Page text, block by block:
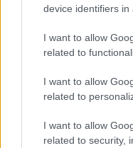
device identifiers in
I want to allow
related to
I want to allow
related to
I want to allow
related to security,
Este projeto foi
Artigos mais recentes
em 2026